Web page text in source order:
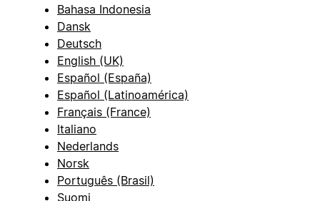
Bahasa Indonesia
Dansk
Deutsch
English (UK)
Español (España)
Español (Latinoamérica)
Français (France)
Italiano
Nederlands
Norsk
Português (Brasil)
Suomi